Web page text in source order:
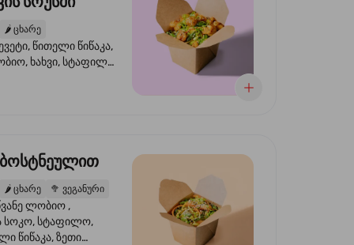
🌶️ ცხარე
წითელი წიწაკა,
ხახვი, სტაფილო,
ნიორი
🌶️ ცხარე 🥦 ვეგანური
ლობიო ,
სოკო, სტაფილო,
წიწაკა, ზეთი